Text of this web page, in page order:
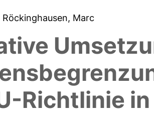
Röckinghausen, Marc
Richtlinie